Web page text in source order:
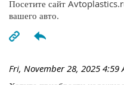
Посетите сайт
вашего авто.
Fri, November 28, 2025 4:59